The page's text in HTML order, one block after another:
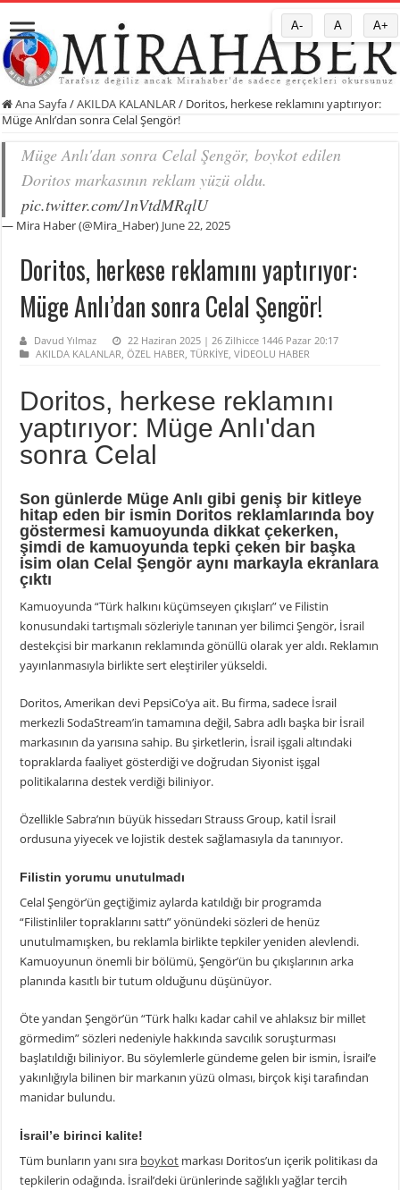
Ana Sayfa/AKILDA KALANLAR / Doritos, herkese reklamını yaptırıyor:
Müge Anlı’dan sonra Celal Şengör!
Müge Anlı'dan sonra Celal Şengör, boykot edilen
Doritos markasının reklam yüzü oldu.
pic.twitter.com/1nVtdMRqlU
— Mira Haber (@Mira_Haber) June 22, 2025
Doritos, herkese reklamını yaptırıyor:
Müge Anlı’dan sonra Celal Şengör!
Davud Yılmaz
22 Haziran 2025 | 26 Zilhicce 1446 Pazar 20:17
AKILDA KALANLAR ,ÖZEL HABER ,TÜRKİYE ,VİDEOLU HABER
Doritos, herkese reklamını
yaptırıyor: Müge Anlı'dan
sonra Celal
Son günlerde Müge Anlı gibi geniş bir kitleye
hitap eden bir ismin Doritos reklamlarında boy
göstermesi kamuoyunda dikkat çekerken,
şimdi de kamuoyunda tepki çeken bir başka
isim olan Celal Şengör aynı markayla ekranlara
çıktı
Kamuoyunda “Türk halkını küçümseyen çıkışları” ve Filistin
konusundaki tartışmalı sözleriyle tanınan yer bilimci Şengör, İsrail
destekçisi bir markanın reklamında gönüllü olarak yer aldı. Reklamın
yayınlanmasıyla birlikte sert eleştiriler yükseldi.
Doritos, Amerikan devi PepsiCo’ya ait. Bu firma, sadece İsrail
merkezli SodaStream’in tamamına değil, Sabra adlı başka bir İsrail
markasının da yarısına sahip. Bu şirketlerin, İsrail işgali altındaki
topraklarda faaliyet gösterdiği ve doğrudan Siyonist işgal
politikalarına destek verdiği biliniyor.
Özellikle Sabra’nın büyük hissedarı Strauss Group, katil İsrail
ordusuna yiyecek ve lojistik destek sağlamasıyla da tanınıyor.
Filistin yorumu unutulmadı
Celal Şengör’ün geçtiğimiz aylarda katıldığı bir programda
“Filistinliler topraklarını sattı” yönündeki sözleri de henüz
unutulmamışken, bu reklamla birlikte tepkiler yeniden alevlendi.
Kamuoyunun önemli bir bölümü, Şengör’ün bu çıkışlarının arka
planında kasıtlı bir tutum olduğunu düşünüyor.
Öte yandan Şengör’ün “Türk halkı kadar cahil ve ahlaksız bir millet
görmedim” sözleri nedeniyle hakkında savcılık soruşturması
başlatıldığı biliniyor. Bu söylemlerle gündeme gelen bir ismin, İsrail’e
yakınlığıyla bilinen bir markanın yüzü olması, birçok kişi tarafından
manidar bulundu.
İsrail’e birinci kalite!
Tüm bunların yanı sıra boykot markası Doritos’un içerik politikası da
tepkilerin odağında. İsrail’deki ürünlerinde sağlıklı yağlar tercih
A- A A+